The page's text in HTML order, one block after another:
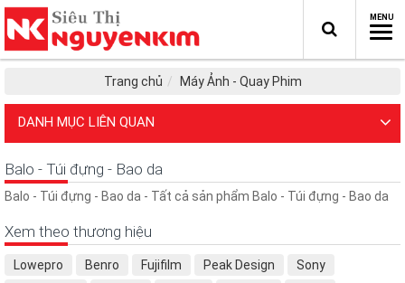
Trang chủ Máy Ảnh - Quay Phim
DANH MỤC LIÊN QUAN
Balo - Túi đựng - Bao da
Balo - Túi đựng - Bao da - Tất cả sản phẩm Balo - Túi đựng - Bao da
Xem theo thương hiệu
Lowepro Benro Fujifilm Peak Design
Sony